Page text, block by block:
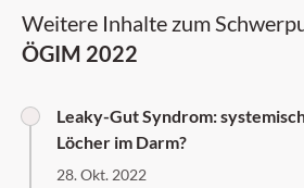
Weitere Inhalte zum
ÖGIM 2022
Leaky-Gut Syndrom:
Löcher im Darm?
28. Okt. 2022